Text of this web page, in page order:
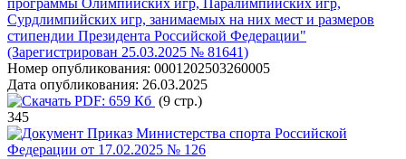
программы Олимпийских игр, Паралимпийских игр,
Сурдлимпийских игр, занимаемых на них мест и размеров
стипендии Президента Российской Федерации"
(Зарегистрирован 25.03.2025 № 81641)
Номер опубликования: 0001202503260005
Дата опубликования: 26.03.2025
PDF: 659 Кб (9 стр.)
345
Приказ Министерства спорта Российской
Федерации от 17.02.2025 № 126